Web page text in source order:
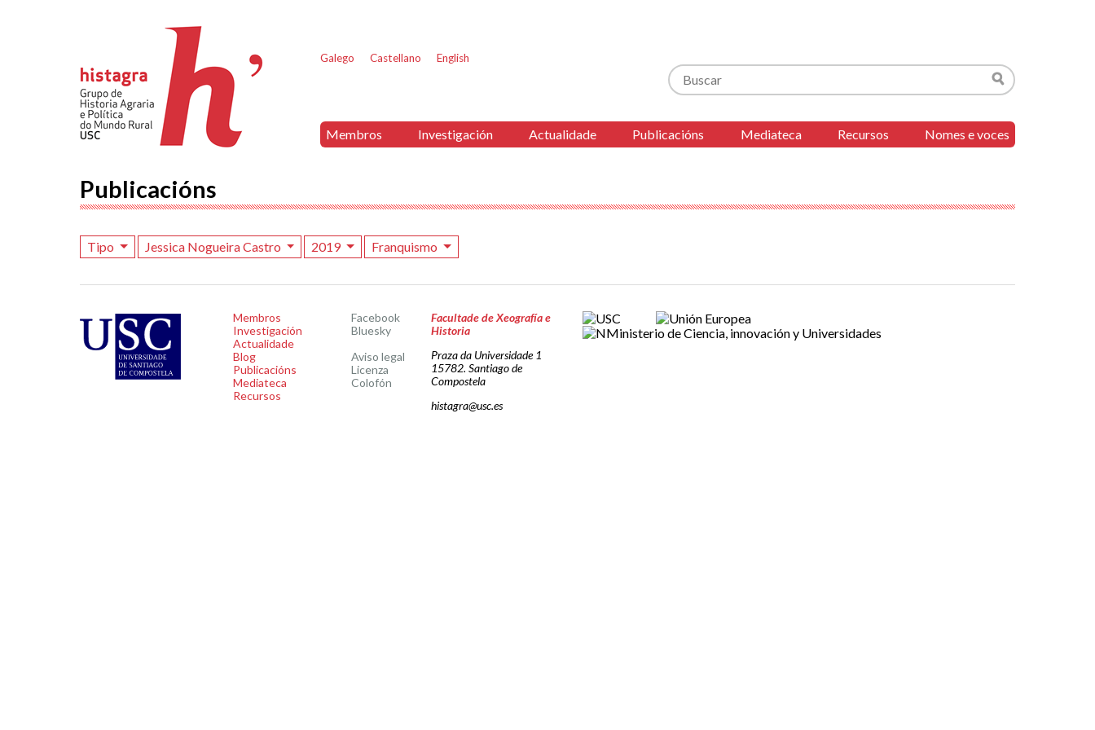
Galego Castellano English
Buscar
Buscar
Membros Investigación Actualidade Publicacións Mediateca Recursos Nomes e voces
Publicacións
Tipo Jessica Nogueira Castro 2019 Franquismo
Membros
Investigación
Actualidade
Blog
Publicacións
Mediateca
Recursos
Facebook
Bluesky
Aviso legal
Licenza
Colofón
Facultade de Xeografía e
Historia
Praza da Universidade 1
15782. Santiago de
Compostela
histagra@usc.es